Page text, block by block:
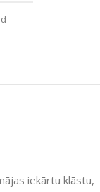
iekārtu klāstu,